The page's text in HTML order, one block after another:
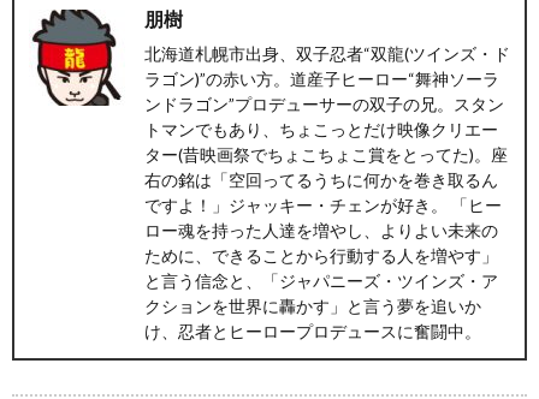
朋樹
北海道札幌市出身、双子忍者“双龍(ツインズ・ド
ラゴン)”の赤い方。道産子ヒーロー“舞神ソーラ
ンドラゴン”プロデューサーの双子の兄。スタン
トマンでもあり、ちょこっとだけ映像クリエー
ター(昔映画祭でちょこちょこ賞をとってた)。座
右の銘は「空回ってるうちに何かを巻き取るん
ですよ！」ジャッキー・チェンが好き。 「ヒー
ロー魂を持った人達を増やし、よりよい未来の
ために、できることから行動する人を増やす」
と言う信念と、「ジャパニーズ・ツインズ・ア
クションを世界に轟かす」と言う夢を追いか
け、忍者とヒーロープロデュースに奮闘中。